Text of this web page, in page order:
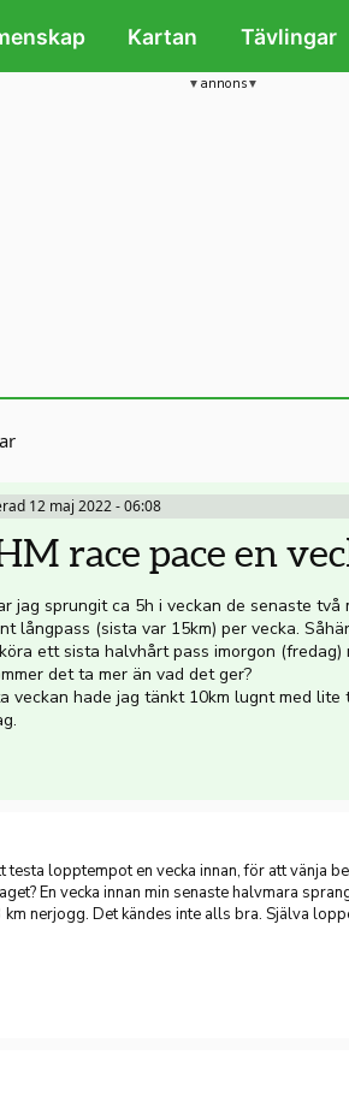
Kartan Tävlingar
annons
12 maj 2022 - 06:08
race pace en
jag sprungit ca 5h i veckan de senaste
långpass (sista var 15km) per vecka.
ett sista halvhårt pass imorgon (fredag)
det ta mer än vad det ger?
veckan hade jag tänkt 10km lugnt med
testa lopptempot en vecka innan, för att vänja
En vecka innan min senaste halvmara
nerjogg. Det kändes inte alls bra. Själva